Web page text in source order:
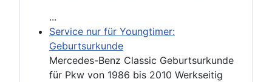
...
Service nur für Youngtimer:
Geburtsurkunde
Mercedes-Benz Classic Geburtsurkunde
für Pkw von 1986 bis 2010 Werkseitig